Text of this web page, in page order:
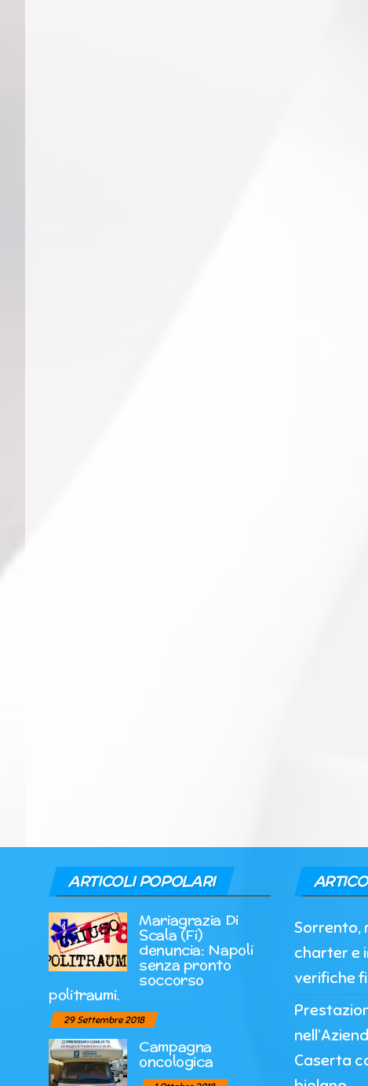
ARTICOLI POPOLARI
Mariagrazia Di
Scala (Fi)
denuncia: Napoli
senza pronto
soccorso
politraumi.
29 Settembre 2018
Campagna
oncologica
Sorrento,
charter e
verifiche
Caserta